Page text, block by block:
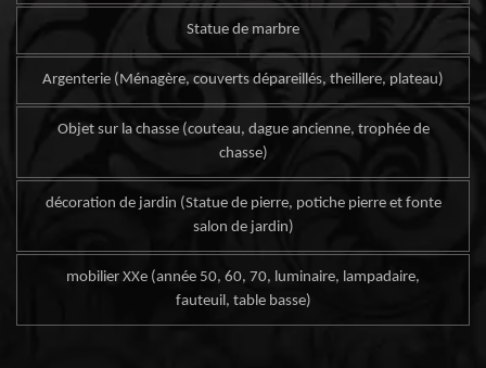
Statue de marbre
Argenterie (Ménagère, couverts dépareillés, theillere, plateau)
Objet sur la chasse (couteau, dague ancienne, trophée de
chasse)
décoration de jardin (Statue de pierre, potiche pierre et fonte
salon de jardin)
mobilier XXe (année 50, 60, 70, luminaire, lampadaire,
fauteuil, table basse)